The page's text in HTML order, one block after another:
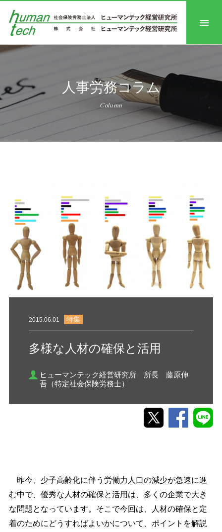
人事労務コラム
Column
2015.06.01 特集
多様な人材の確保と活用
ヒューマンテック経営研究所 所長 藤原伸
吾（特定社会保険労務士）
昨今、少子高齢化に伴う労働力人口の減少が急速に進
む中で、優秀な人材の確保と活用は、多くの企業で大き
な問題となっています。そこで今回は、人材の確保と定
着のためにどうすればよいかについて、ポイントを解説